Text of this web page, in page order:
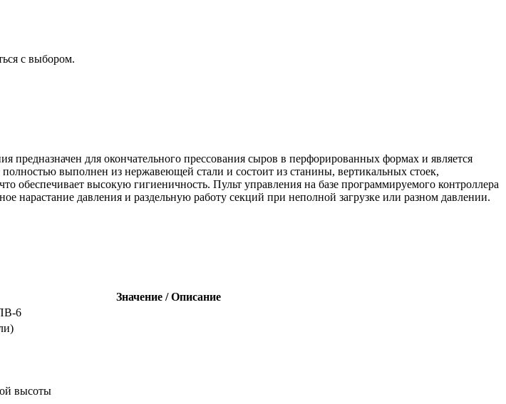
с выбором.
предназначен для окончательного прессования сыров в перфорированных формах и является
выполнен из нержавеющей стали и состоит из станины, вертикальных стоек,
высокую гигиеничность. Пульт управления на базе программируемого контроллера
нарастание давления и раздельную работу секций при неполной загрузке или разном давлении.
Значение / Описание
6
высоты